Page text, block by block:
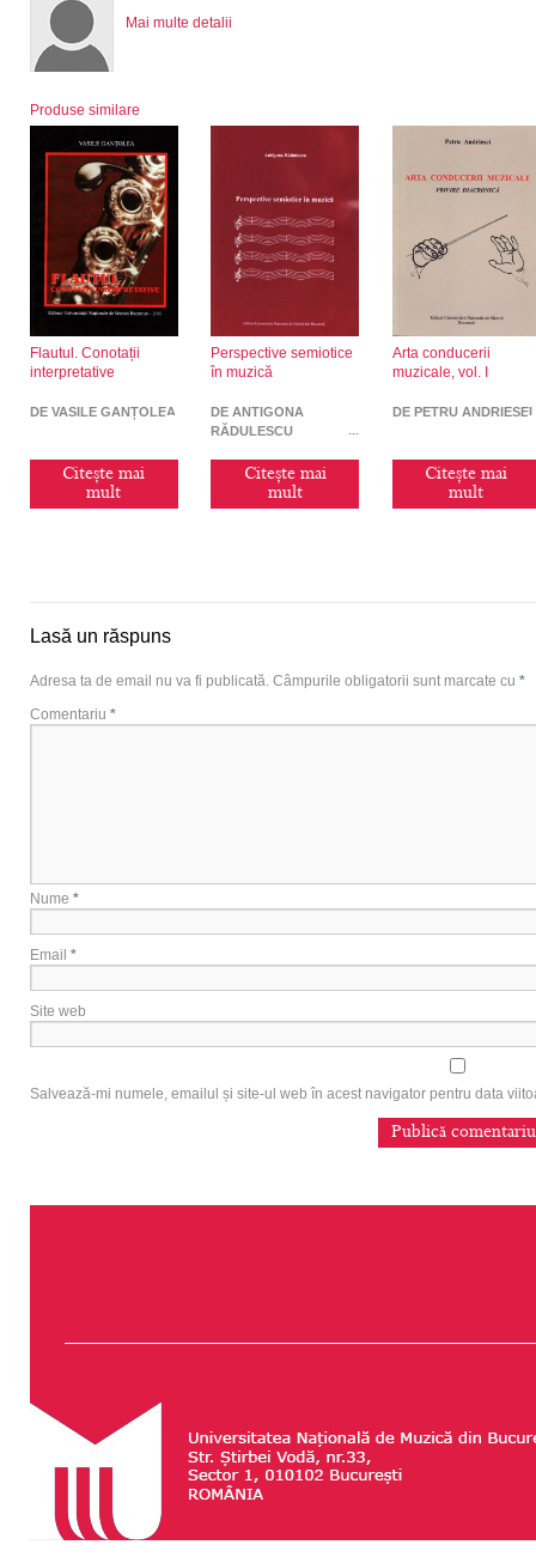
Mai multe detalii
Produse similare
Flautul. Conotații
interpretative
DE VASILE GANȚOLEA
Citește mai
mult
Perspective semiotice
în muzică
DE ANTIGONA
RĂDULESCU
Citește mai
mult
Arta conducerii
muzicale, vol. I
DE PETRU ANDRIESEI
Citește mai
mult
Lasă un răspuns
Adresa ta de email nu va fi publicată. Câmpurile obligatorii sunt marcate cu *
Comentariu *
Nume *
Email *
Site web
Salvează-mi numele, emailul și site-ul web în acest navigator pentru data